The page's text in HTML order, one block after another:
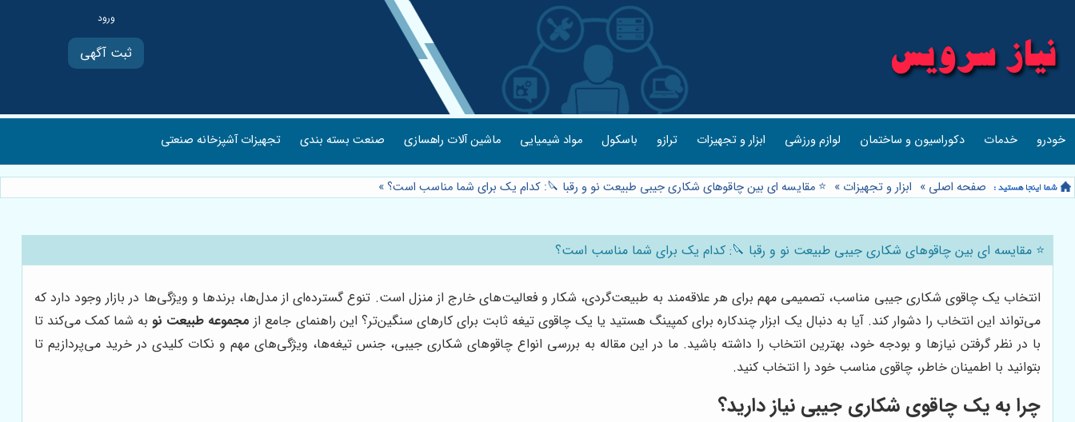
ثبت آگهی
خودرو خدمات دکوراسیون و ساختمان لوازم ورزشی ابزار و تجهیزات ترازو باسکول مواد شیمیایی ماشین آلات راهسازی صنعت بسته بندی تجهیزات آشپزخانه صنعتی
صفحه اصلی » ابزار و تجهیزات » ⭐️ مقایسه ای بین چاقوهای شکاری جیبی طبیعت نو و رقبا 🔪: کدام یک برای شما مناسب است؟»
⭐️ مقایسه ای بین چاقوهای شکاری جیبی طبیعت نو و رقبا 🔪: کدام یک برای شما مناسب است؟
انتخاب یک چاقوی شکاری جیبی مناسب، تصمیمی مهم برای هر علاقه‌مند به طبیعت‌گردی، شکار و فعالیت‌های خارج از منزل است. تنوع گسترده‌ای از مدل‌ها، برندها و ویژگی‌ها در بازار وجود دارد که
می‌تواند این انتخاب را دشوار کند. آیا به دنبال یک ابزار چندکاره برای کمپینگ هستید یا یک چاقوی تیغه ثابت برای کارهای سنگین‌تر؟ این راهنمای جامع از مجموعه طبیعت نوبه شما کمک می‌کند تا
با در نظر گرفتن نیازها و بودجه خود، بهترین انتخاب را داشته باشید. ما در این مقاله به بررسی انواع چاقوهای شکاری جیبی، جنس تیغه‌ها، ویژگی‌های مهم و نکات کلیدی در خرید می‌پردازیم تا
بتوانید با اطمینان خاطر، چاقوی مناسب خود را انتخاب کنید.
چرا به یک چاقوی شکاری جیبی نیاز دارید؟